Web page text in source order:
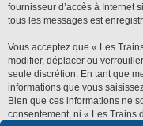
fournisseur d’accès à Internet
tous les messages est
Vous acceptez que « Les
modifier, déplacer ou
seule discrétion. En tant que
informations que vous
Bien que ces informations ne
consentement, ni « Les Trains